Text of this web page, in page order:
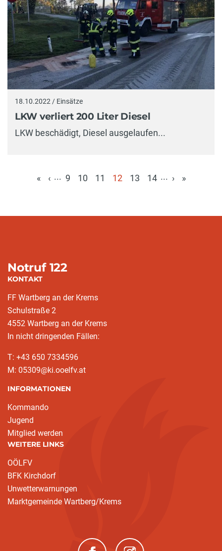
18.10.2022 / Einsätze
LKW verliert 200 Liter Diesel
LKW beschädigt, Diesel ausgelaufen...
« ‹ ... 9 10 11
12
13 14 ... › »
Notruf 122
KONTAKT
FF Wartberg an der Krems
Schulstraße 2
4552 Wartberg an der Krems
In nicht dringenden Fällen:
T: +43 650 7334596
M: 05309@ki.ooelfv.at
INFORMATIONEN
Kommando
Jugend
Mitglied werden
WEITERE LINKS
OÖLFV
BFK Kirchdorf
Unwetterwarnungen
Marktgemeinde Wartberg/Krems